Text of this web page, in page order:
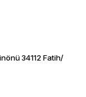
34112 Fatih/